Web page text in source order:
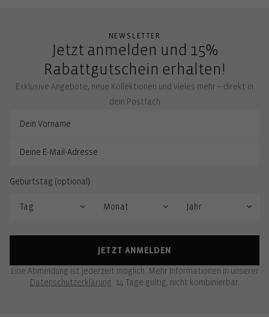
NEWSLETTER
Jetzt anmelden und 15%
Rabattgutschein erhalten!
Exklusive Angebote, neue Kollektionen und vieles mehr – direkt in
dein Postfach
Geburtstag (optional):
JETZT ANMELDEN
Eine Abmeldung ist jederzeit möglich. Mehr Informationen in unserer
Datenschutzerklärung. 14 Tage gültig, nicht kombinierbar.